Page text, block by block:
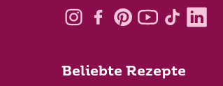
Beliebte Rezepte